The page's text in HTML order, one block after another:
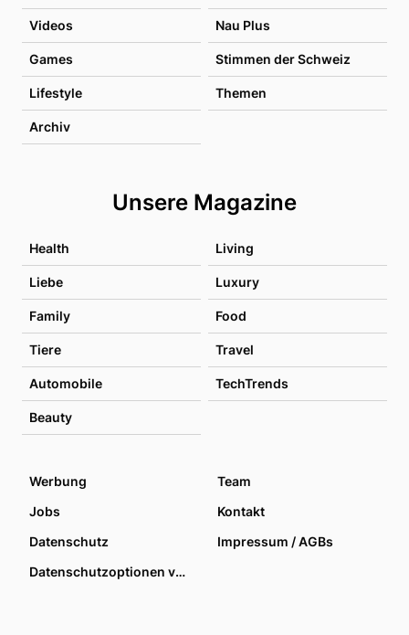
Videos Nau Plus
Games Stimmen der Schweiz
Lifestyle Themen
Archiv
Unsere Magazine
Health Living
Liebe Luxury
Family Food
Tiere Travel
Automobile TechTrends
Beauty
Werbung
Team
Jobs
Kontakt
Datenschutz
Impressum / AGBs
Datenschutzoptionen verwalten